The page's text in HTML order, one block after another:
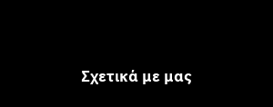
Σχετικά με μας